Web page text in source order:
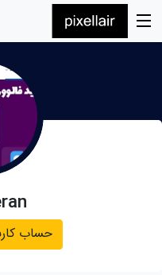
حساب